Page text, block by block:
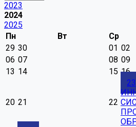
2023
2024
2025
Пн
Вт Ср
29 30 01 02
06 07 08 09
13 14 15 16
20 21 22
23